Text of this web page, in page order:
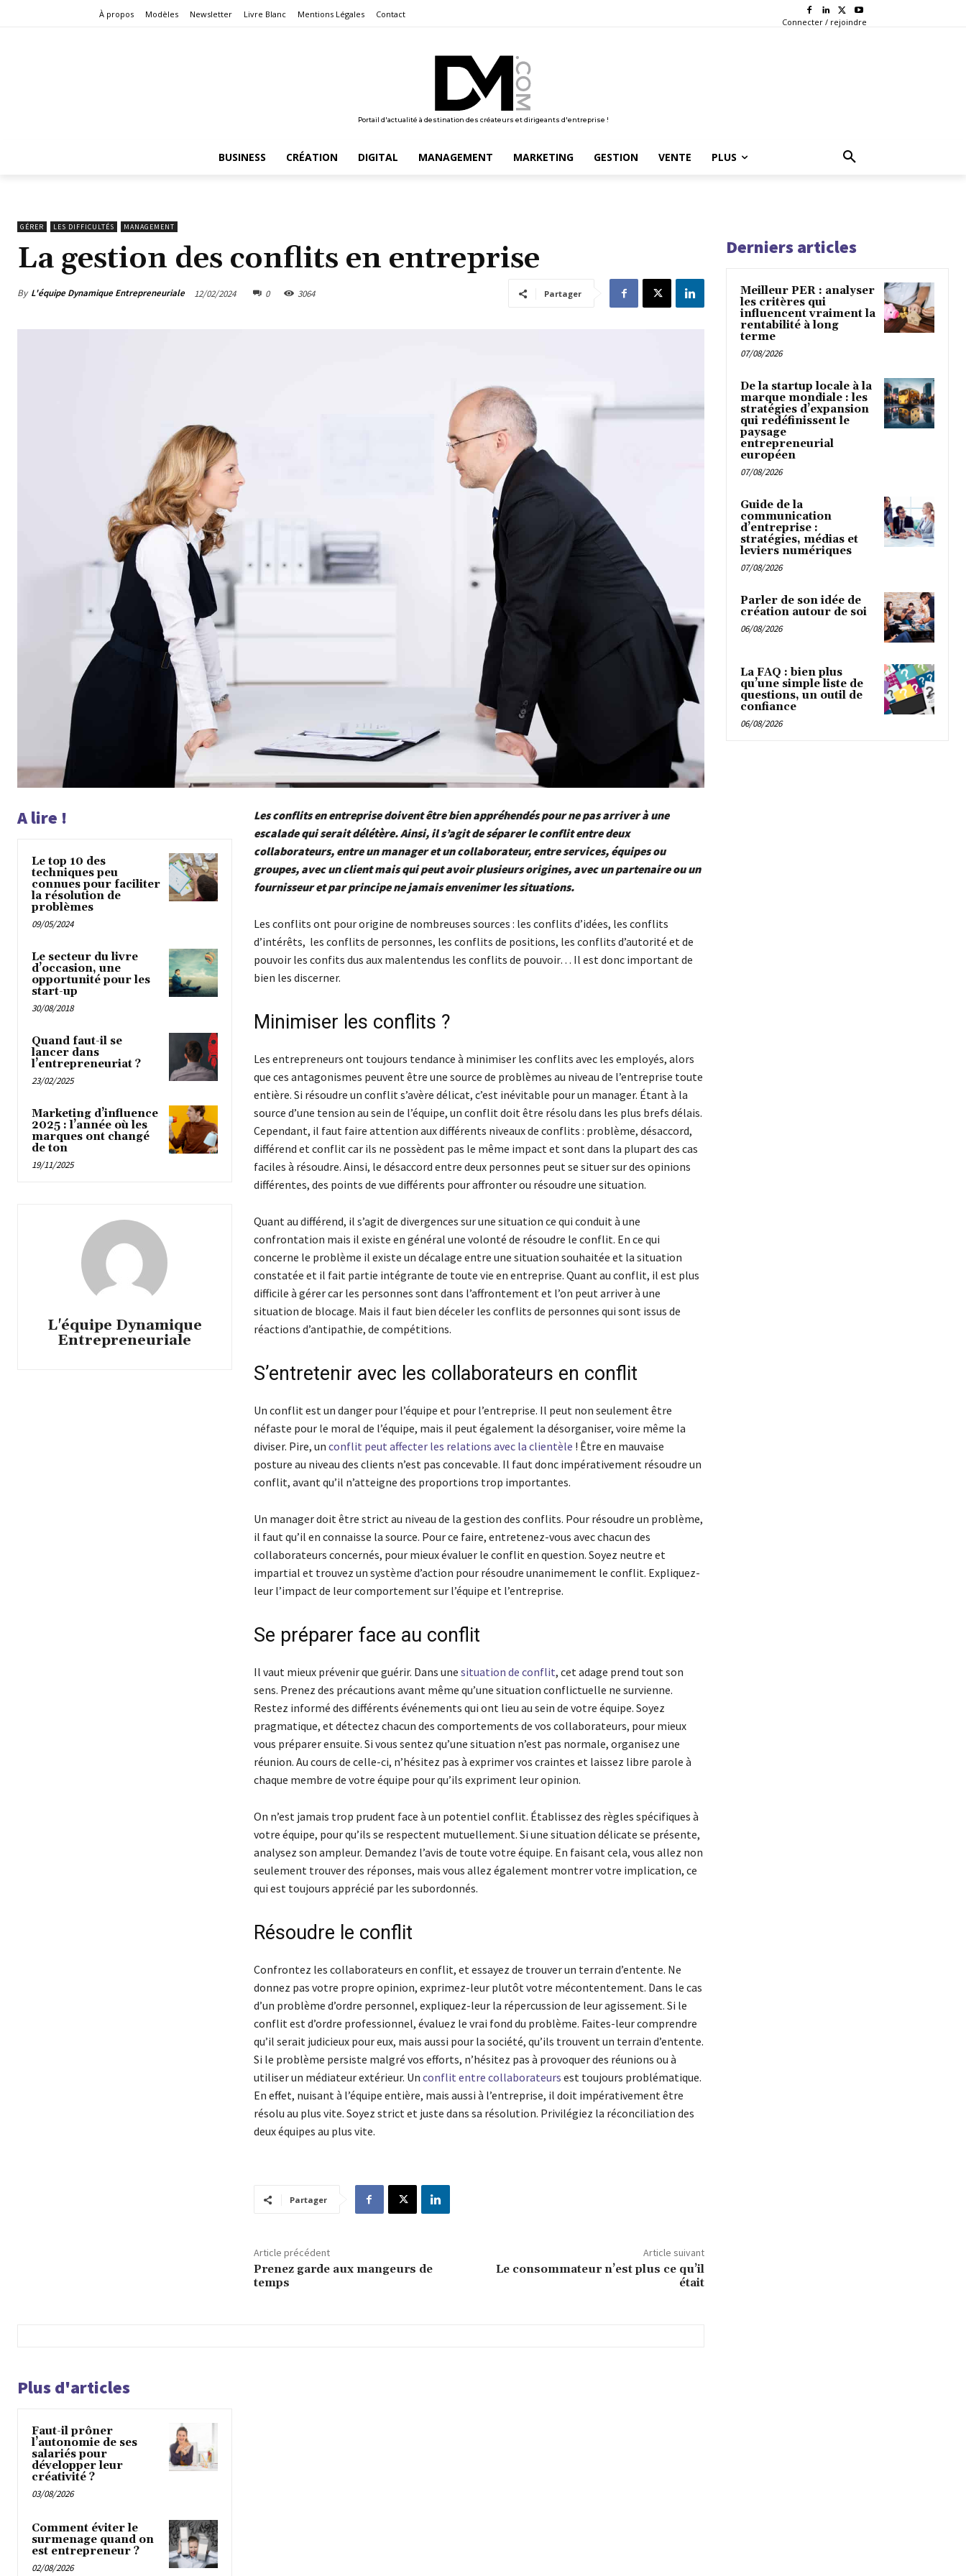
À propos Modèles Newsletter Livre Blanc Mentions Légales Contact
Connecter / rejoindre
Portail d'actualité à destination des créateurs et dirigeants d'entreprise !
BUSINESS CRÉATION DIGITAL MANAGEMENT MARKETING GESTION VENTE PLUS
GÉRER LES DIFFICULTÉS MANAGEMENT
La gestion des conflits en entreprise
By L'équipe Dynamique Entrepreneuriale 12/02/2024 0 3064 Partager
A lire !
Le top 10 des
techniques peu
connues pour faciliter
la résolution de
problèmes
09/05/2024
Le secteur du livre
d’occasion, une
opportunité pour les
start-up
30/08/2018
Quand faut-il se
lancer dans
l’entrepreneuriat ?
23/02/2025
Marketing d’influence
2025 : l’année où les
marques ont changé
de ton
19/11/2025
L'équipe Dynamique
Entrepreneuriale
Les conflits en entreprise doivent être bien appréhendés pour ne pas arriver à une
escalade qui serait délétère. Ainsi, il s’agit de séparer le conflit entre deux
collaborateurs, entre un manager et un collaborateur, entre services, équipes ou
groupes, avec un client mais qui peut avoir plusieurs origines, avec un partenaire ou un
fournisseur et par principe ne jamais envenimer les situations.
Les conflits ont pour origine de nombreuses sources : les conflits d’idées, les conflits
d’intérêts, les conflits de personnes, les conflits de positions, les conflits d’autorité et de
pouvoir les confits dus aux malentendus les conflits de pouvoir… Il est donc important de
bien les discerner.
Minimiser les conflits ?
Les entrepreneurs ont toujours tendance à minimiser les conflits avec les employés, alors
que ces antagonismes peuvent être une source de problèmes au niveau de l’entreprise toute
entière. Si résoudre un conflit s’avère délicat, c’est inévitable pour un manager. Étant à la
source d’une tension au sein de l’équipe, un conflit doit être résolu dans les plus brefs délais.
Cependant, il faut faire attention aux différents niveaux de conflits : problème, désaccord,
différend et conflit car ils ne possèdent pas le même impact et sont dans la plupart des cas
faciles à résoudre. Ainsi, le désaccord entre deux personnes peut se situer sur des opinions
différentes, des points de vue différents pour affronter ou résoudre une situation.
Quant au différend, il s’agit de divergences sur une situation ce qui conduit à une
confrontation mais il existe en général une volonté de résoudre le conflit. En ce qui
concerne le problème il existe un décalage entre une situation souhaitée et la situation
constatée et il fait partie intégrante de toute vie en entreprise. Quant au conflit, il est plus
difficile à gérer car les personnes sont dans l’affrontement et l’on peut arriver à une
situation de blocage. Mais il faut bien déceler les conflits de personnes qui sont issus de
réactions d’antipathie, de compétitions.
S’entretenir avec les collaborateurs en conflit
Un conflit est un danger pour l’équipe et pour l’entreprise. Il peut non seulement être
néfaste pour le moral de l’équipe, mais il peut également la désorganiser, voire même la
diviser. Pire, un conflit peut affecter les relations avec la clientèle ! Être en mauvaise
posture au niveau des clients n’est pas concevable. Il faut donc impérativement résoudre un
conflit, avant qu’il n’atteigne des proportions trop importantes.
Un manager doit être strict au niveau de la gestion des conflits. Pour résoudre un problème,
il faut qu’il en connaisse la source. Pour ce faire, entretenez-vous avec chacun des
collaborateurs concernés, pour mieux évaluer le conflit en question. Soyez neutre et
impartial et trouvez un système d’action pour résoudre unanimement le conflit. Expliquez-
leur l’impact de leur comportement sur l’équipe et l’entreprise.
Se préparer face au conflit
Il vaut mieux prévenir que guérir. Dans une situation de conflit, cet adage prend tout son
sens. Prenez des précautions avant même qu’une situation conflictuelle ne survienne.
Restez informé des différents événements qui ont lieu au sein de votre équipe. Soyez
pragmatique, et détectez chacun des comportements de vos collaborateurs, pour mieux
vous préparer ensuite. Si vous sentez qu’une situation n’est pas normale, organisez une
réunion. Au cours de celle-ci, n’hésitez pas à exprimer vos craintes et laissez libre parole à
chaque membre de votre équipe pour qu’ils expriment leur opinion.
On n’est jamais trop prudent face à un potentiel conflit. Établissez des règles spécifiques à
votre équipe, pour qu’ils se respectent mutuellement. Si une situation délicate se présente,
analysez son ampleur. Demandez l’avis de toute votre équipe. En faisant cela, vous allez non
seulement trouver des réponses, mais vous allez également montrer votre implication, ce
qui est toujours apprécié par les subordonnés.
Résoudre le conflit
Confrontez les collaborateurs en conflit, et essayez de trouver un terrain d’entente. Ne
donnez pas votre propre opinion, exprimez-leur plutôt votre mécontentement. Dans le cas
d’un problème d’ordre personnel, expliquez-leur la répercussion de leur agissement. Si le
conflit est d’ordre professionnel, évaluez le vrai fond du problème. Faites-leur comprendre
qu’il serait judicieux pour eux, mais aussi pour la société, qu’ils trouvent un terrain d’entente.
Si le problème persiste malgré vos efforts, n’hésitez pas à provoquer des réunions ou à
utiliser un médiateur extérieur. Un conflit entre collaborateurs est toujours problématique.
En effet, nuisant à l’équipe entière, mais aussi à l’entreprise, il doit impérativement être
résolu au plus vite. Soyez strict et juste dans sa résolution. Privilégiez la réconciliation des
deux équipes au plus vite.
Partager
Article précédent
Prenez garde aux mangeurs de
temps
Article suivant
Le consommateur n’est plus ce qu’il
était
Plus d'articles
Faut-il prôner
l’autonomie de ses
salariés pour
développer leur
créativité ?
03/08/2026
Comment éviter le
surmenage quand on
est entrepreneur ?
02/08/2026
Derniers articles
Meilleur PER : analyser
les critères qui
influencent vraiment la
rentabilité à long
terme
07/08/2026
De la startup locale à la
marque mondiale : les
stratégies d’expansion
qui redéfinissent le
paysage
entrepreneurial
européen
07/08/2026
Guide de la
communication
d’entreprise :
stratégies, médias et
leviers numériques
07/08/2026
Parler de son idée de
création autour de soi
06/08/2026
La FAQ : bien plus
qu’une simple liste de
questions, un outil de
confiance
06/08/2026